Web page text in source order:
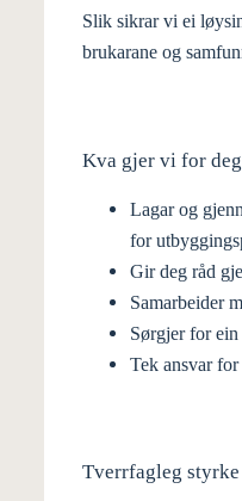
trafikantar, og legg
kvardagen.
Slik sikrar vi ei
brukarane og
Kva gjer vi for
Lagar og
for
Gir deg råd
Samarbeider
Sørgjer for
Tek ansvar
Tverrfagleg styrke